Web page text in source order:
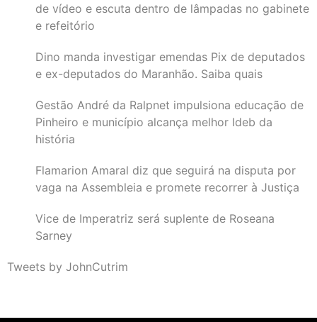
de vídeo e escuta dentro de lâmpadas no gabinete
e refeitório
Dino manda investigar emendas Pix de deputados
e ex-deputados do Maranhão. Saiba quais
Gestão André da Ralpnet impulsiona educação de
Pinheiro e município alcança melhor Ideb da
história
Flamarion Amaral diz que seguirá na disputa por
vaga na Assembleia e promete recorrer à Justiça
Vice de Imperatriz será suplente de Roseana
Sarney
Tweets by JohnCutrim